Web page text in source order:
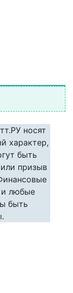
носят
характер,
быть
призыв
и любые
быть